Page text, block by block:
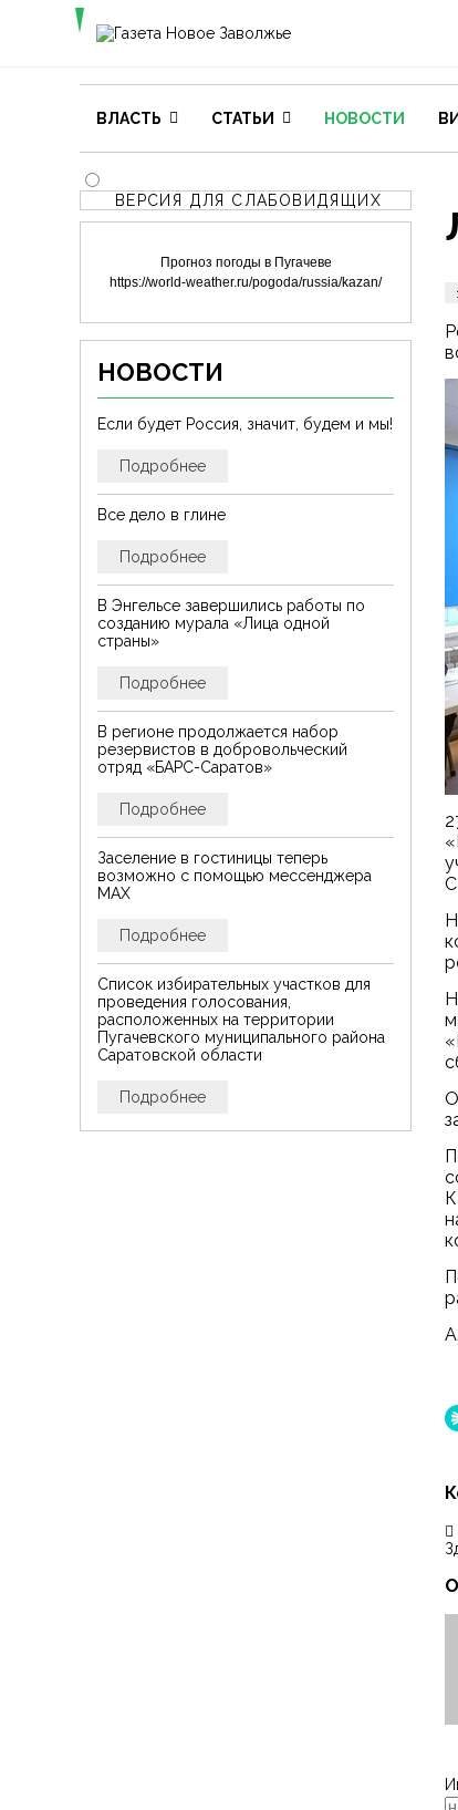
ВЛАСТЬ СТАТЬИ НОВОСТИ
ВЕРСИЯ ДЛЯ СЛАБОВИДЯЩИХ
Прогноз погоды в Пугачеве
https://world-weather.ru/pogoda/russia/kazan/
НОВОСТИ
Если будет Россия, значит, будем и мы!
Подробнее
Все дело в глине
Подробнее
В Энгельсе завершились работы по
созданию мурала «Лица одной
страны»
Подробнее
В регионе продолжается набор
резервистов в добровольческий
отряд «БАРС-Саратов»
Подробнее
Заселение в гостиницы теперь
возможно с помощью мессенджера
MAX
Подробнее
Список избирательных участков для
проведения голосования,
расположенных на территории
Пугачевского муниципального района
Саратовской области
Подробнее